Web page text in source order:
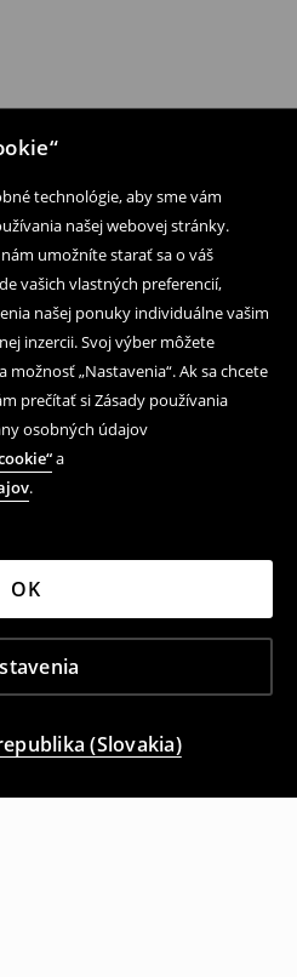
technológie, aby sme vám
našej webovej stránky.
umožníte starať sa o váš
vašich vlastných preferencií,
našej ponuky individuálne vašim
inzercii. Svoj výber môžete
„Nastavenia“. Ak sa chcete
prečítať si Zásady používania
osobných údajov
a
.
OK
(Slovakia)